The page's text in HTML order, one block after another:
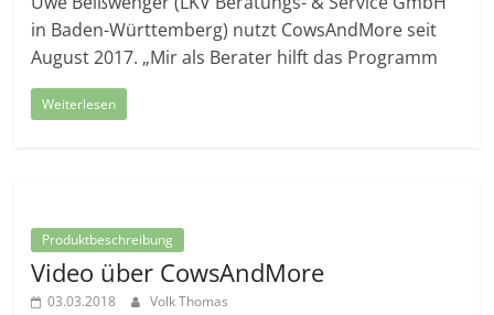
in Baden-Württemberg) nutzt CowsAndMore seit
August 2017. „Mir als Berater hilft das Programm
Weiterlesen
Produktbeschreibung
Video über CowsAndMore
03.03.2018 Volk Thomas